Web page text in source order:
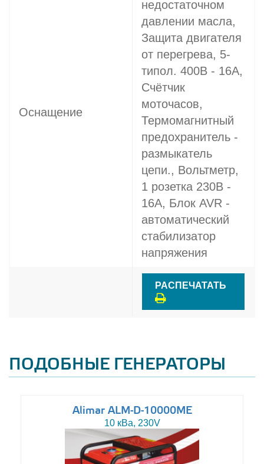
Оснащение
недостаточном
давлении масла,
Защита двигателя
от перегрева, 5-
типол. 400В - 16A,
Счётчик
моточасов,
Термомагнитный
предохранитель -
размыкатель
цепи., Вольтметр,
1 розетка 230В -
16A, Блок AVR -
автоматический
стабилизатор
напряжения
РАСПЕЧАТАТЬ
ПОДОБНЫЕ ГЕНЕРАТОРЫ
Alimar ALM-D-10000ME
10 кВа, 230V